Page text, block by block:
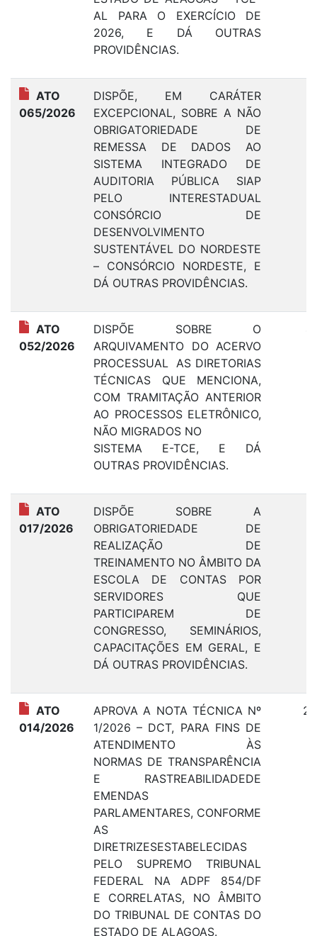
AL PARA O EXERCÍCIO DE
2026, E DÁ OUTRAS
PROVIDÊNCIAS.
ATO
065/2026
DISPÕE, EM CARÁTER
EXCEPCIONAL, SOBRE A NÃO
OBRIGATORIEDADE DE
REMESSA DE DADOS AO
SISTEMA INTEGRADO DE
AUDITORIA PÚBLICA SIAP
PELO INTERESTADUAL
CONSÓRCIO DE
DESENVOLVIMENTO
SUSTENTÁVEL DO NORDESTE
– CONSÓRCIO NORDESTE, E
DÁ OUTRAS PROVIDÊNCIAS.
ATO
052/2026
DISPÕE SOBRE O
ARQUIVAMENTO DO ACERVO
PROCESSUAL AS DIRETORIAS
TÉCNICAS QUE MENCIONA,
COM TRAMITAÇÃO ANTERIOR
AO PROCESSOS ELETRÔNICO,
NÃO MIGRADOS NO
SISTEMA E-TCE, E DÁ
OUTRAS PROVIDÊNCIAS.
ATO
017/2026
DISPÕE SOBRE A
OBRIGATORIEDADE DE
REALIZAÇÃO DE
TREINAMENTO NO ÂMBITO DA
ESCOLA DE CONTAS POR
SERVIDORES QUE
PARTICIPAREM DE
CONGRESSO, SEMINÁRIOS,
CAPACITAÇÕES EM GERAL, E
DÁ OUTRAS PROVIDÊNCIAS.
ATO
014/2026
APROVA A NOTA TÉCNICA Nº
1/2026 – DCT, PARA FINS DE
ATENDIMENTO ÀS
NORMAS DE TRANSPARÊNCIA
E RASTREABILIDADEDE
EMENDAS
PARLAMENTARES, CONFORME
AS
DIRETRIZESESTABELECIDAS
PELO SUPREMO TRIBUNAL
FEDERAL NA ADPF 854/DF
E CORRELATAS, NO ÂMBITO
DO TRIBUNAL DE CONTAS DO
ESTADO DE ALAGOAS.
27